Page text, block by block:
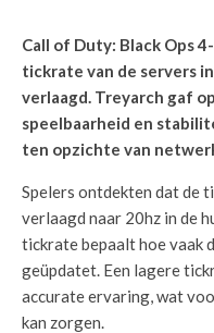
Call of Duty: Black Ops
tickrate van de servers
verlaagd. Treyarch gaf
speelbaarheid en
ten opzichte van
Spelers ontdekten dat de
verlaagd naar 20hz in de
tickrate bepaalt hoe vaak
geüpdatet. Een lagere
accurate ervaring, wat
kan zorgen.